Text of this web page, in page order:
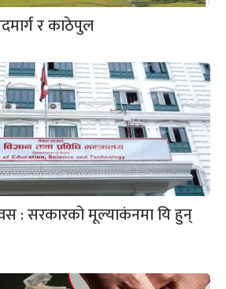
र काठेपुल
दिवस : सरकारको मूल्याकंनमा यि हुन्